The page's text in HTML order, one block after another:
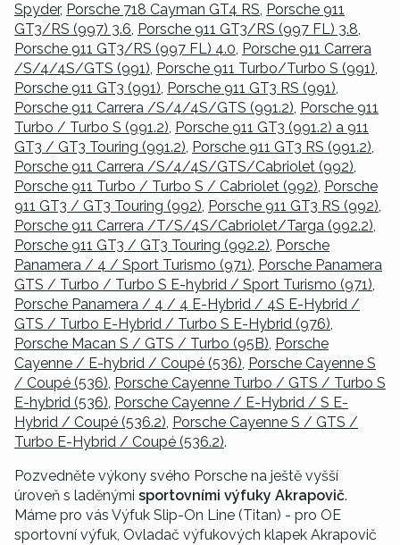
Spyder, Porsche 718 Cayman GT4 RS, Porsche 911
GT3/RS (997) 3.6, Porsche 911 GT3/RS (997 FL) 3.8,
Porsche 911 GT3/RS (997 FL) 4.0, Porsche 911 Carrera
/S/4/4S/GTS (991), Porsche 911 Turbo/Turbo S (991),
Porsche 911 GT3 (991), Porsche 911 GT3 RS (991),
Porsche 911 Carrera /S/4/4S/GTS (991.2), Porsche 911
Turbo / Turbo S (991.2), Porsche 911 GT3 (991.2) a 911
GT3 / GT3 Touring (991.2), Porsche 911 GT3 RS (991.2),
Porsche 911 Carrera /S/4/4S/GTS/Cabriolet (992),
Porsche 911 Turbo / Turbo S / Cabriolet (992), Porsche
911 GT3 / GT3 Touring (992), Porsche 911 GT3 RS (992),
Porsche 911 Carrera /T/S/4S/Cabriolet/Targa (992.2),
Porsche 911 GT3 / GT3 Touring (992.2), Porsche
Panamera / 4 / Sport Turismo (971), Porsche Panamera
GTS / Turbo / Turbo S E-hybrid / Sport Turismo (971),
Porsche Panamera / 4 / 4 E-Hybrid / 4S E-Hybrid /
GTS / Turbo E-Hybrid / Turbo S E-Hybrid (976),
Porsche Macan S / GTS / Turbo (95B), Porsche
Cayenne / E-hybrid / Coupé (536), Porsche Cayenne S
/ Coupé (536), Porsche Cayenne Turbo / GTS / Turbo S
E-hybrid (536), Porsche Cayenne / E-Hybrid / S E-
Hybrid / Coupé (536.2), Porsche Cayenne S / GTS /
Turbo E-Hybrid / Coupé (536.2).
Pozvedněte výkony svého Porsche na ještě vyšší
úroveň s laděnými sportovními výfuky Akrapovič.
Máme pro vás Výfuk Slip-On Line (Titan) - pro OE
sportovní výfuk, Ovladač výfukových klapek Akrapovič